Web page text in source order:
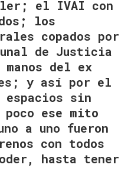
el IVAI con
los
copados por
de Justicia
del ex
y así por el
espacios sin
ese mito
a uno fueron
con todos
hasta tener